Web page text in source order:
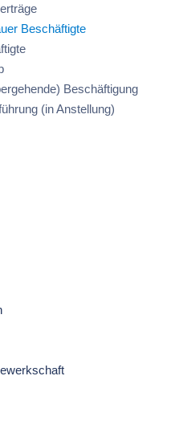
Beschäftigte
Beschäftigung
(in Anstellung)